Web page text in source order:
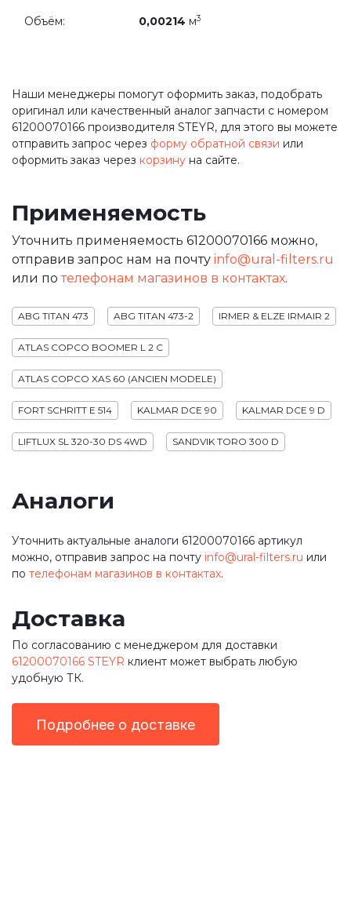
Объём: 0,00214 м3
Наши менеджеры помогут оформить заказ, подобрать
оригинал или качественный аналог запчасти с номером
61200070166 производителя STEYR, для этого вы можете
отправить запрос через форму обратной связи или
оформить заказ через корзину на сайте.
Применяемость
Уточнить применяемость 61200070166 можно,
отправив запрос нам на почту info@ural-filters.ru
или потелефонам магазинов в контактах.
ABG TITAN 473 ABG TITAN 473-2 IRMER & ELZE IRMAIR 2
ATLAS COPCO BOOMER L 2 C
ATLAS COPCO XAS 60 (ANCIEN MODELE)
FORT SCHRITT E 514 KALMAR DCE 90 KALMAR DCE 9 D
LIFTLUX SL 320-30 DS 4WD SANDVIK TORO 300 D
Аналоги
Уточнить актуальные аналоги 61200070166 артикул
можно, отправив запрос на почту info@ural-filters.ru или
по телефонам магазинов в контактах.
Доставка
По согласованию с менеджером для доставки
61200070166 STEYR клиент может выбрать любую
удобную ТК.
Подробнее о доставке